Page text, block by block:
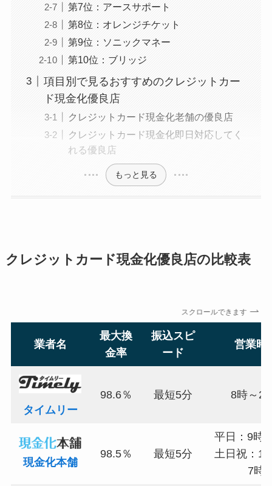
第7位：アースサポート
第8位：オレンジチケット
第9位：ソニックマネー
第10位：ブリッジ
項目別で見るおすすめのクレジットカー
ド現金化優良店
クレジットカード現金化老舗の優良店
クレジットカード現金化即日対応してく
れる優良店
もっと見る
クレジットカード現金化優良店の比較表
スクロールできます
業者名
最大換
金率
振込スピ
ード
営業時
タイムリー
98.6％ 最短5分 8時～
現金化本舗
98.5％ 最短5分
平日：9時
土日祝：
7時